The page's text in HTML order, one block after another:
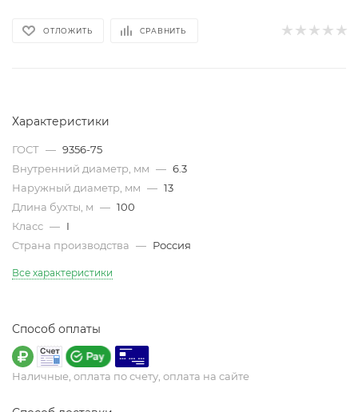
ОТЛОЖИТЬ СРАВНИТЬ
Характеристики
ГОСТ — 9356-75
Внутренний диаметр, мм — 6.3
Наружный диаметр, мм — 13
Длина бухты, м — 100
Класс — I
Страна производства — Россия
Все характеристики
Способ оплаты
Наличные, оплата по счету, оплата на сайте